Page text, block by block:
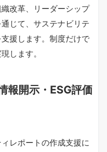
改革、リーダーシップ
じて、サステナビリテ
援します。制度だけで
します。
報開示・ESG評価
レポートの作成支援に